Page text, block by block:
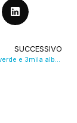
SUCCESSIVO
Montagnola più verde e 3mila alberi in più in città. VIDEO